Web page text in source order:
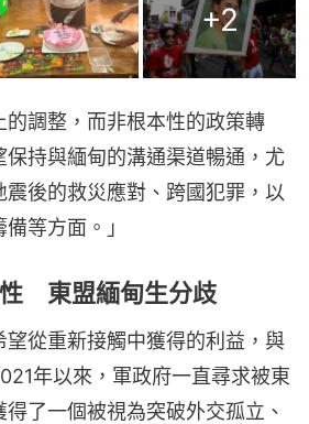
+2
的調整，而非根本性的政策轉
保持與緬甸的溝通渠道暢通，尤
後的救災應對、跨國犯罪，以
等方面。」
東盟緬甸生分歧
從重新接觸中獲得的利益，與
年以來，軍政府一直尋求被東
了一個被視為突破外交孤立、